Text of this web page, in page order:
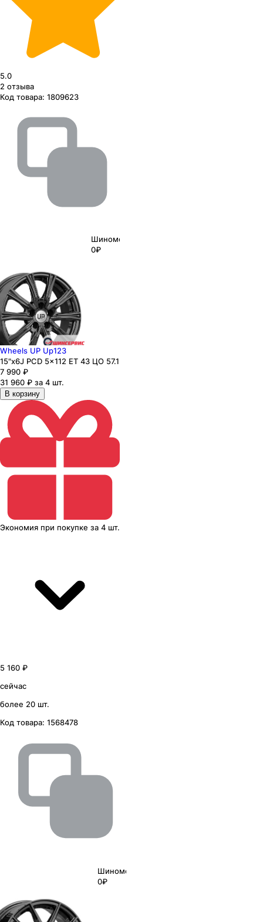
5.0
2 отзыва
Код товара: 1809623
Шиномонтаж
0₽
Wheels UP Up123
15"x6J PCD 5x112 ЕТ 43 ЦО 57.1
7 990 ₽
31 960 ₽ за 4 шт.
В корзину
Экономия при покупке за 4 шт.
5 160 ₽
сейчас
более 20 шт.
Код товара: 1568478
Шиномонтаж
0₽